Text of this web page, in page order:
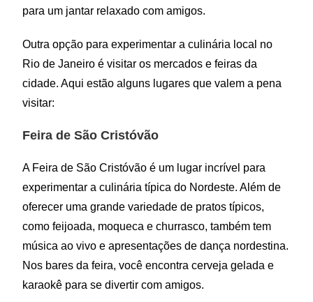
para um jantar relaxado com amigos.
Outra opção para experimentar a culinária local no
Rio de Janeiro é visitar os mercados e feiras da
cidade. Aqui estão alguns lugares que valem a pena
visitar:
Feira de São Cristóvão
A Feira de São Cristóvão é um lugar incrível para
experimentar a culinária típica do Nordeste. Além de
oferecer uma grande variedade de pratos típicos,
como feijoada, moqueca e churrasco, também tem
música ao vivo e apresentações de dança nordestina.
Nos bares da feira, você encontra cerveja gelada e
karaokê para se divertir com amigos.